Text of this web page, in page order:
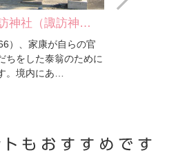
寺・諏訪神社（誓願寺…
９年（1566）、家康が自らの官
許のなかだちをした泰翁のために
した寺です。境内にあ…